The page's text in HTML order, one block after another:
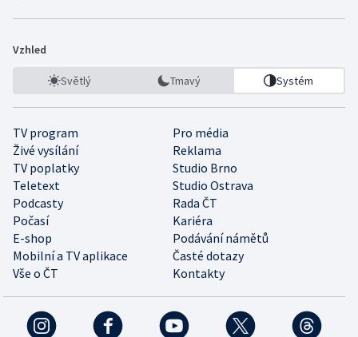
Vzhled
Světlý Tmavý Systém
TV program
Pro média
Živé vysílání
Reklama
TV poplatky
Studio Brno
Teletext
Studio Ostrava
Podcasty
Rada ČT
Počasí
Kariéra
E-shop
Podávání námětů
Mobilní a TV aplikace
Časté dotazy
Vše o ČT
Kontakty